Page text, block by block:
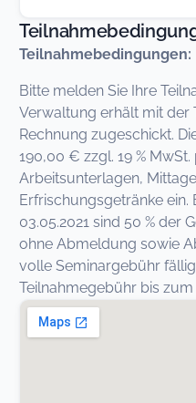
Teilnahmebedingungen:
Bitte melden Sie Ihre
Verwaltung erhält mit der
Rechnung zugeschickt.
190,00 € zzgl. 19 %
Arbeitsunterlagen,
Erfrischungsgetränke
03.05.2021 sind 50 % der
ohne Abmeldung sowie
volle Seminargebühr
Teilnahmegebühr bis zum